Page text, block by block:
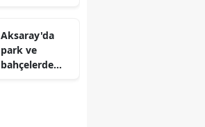
kapıldı
Aksaray'da
park ve
bahçelerde